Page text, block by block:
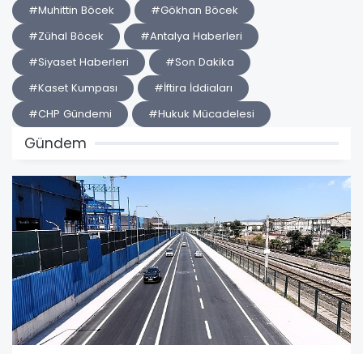
#Muhittin Böcek
#Gökhan Böcek
#Zühal Böcek
#Antalya Haberleri
#Siyaset Haberleri
#Son Dakika
#Kaset Kumpası
#İftira İddiaları
#CHP Gündemi
#Hukuk Mücadelesi
Gündem